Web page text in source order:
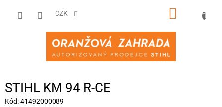
CZK
NÁKUPNÍ
STIHL KM 94 R-CE
Kód:41492000089